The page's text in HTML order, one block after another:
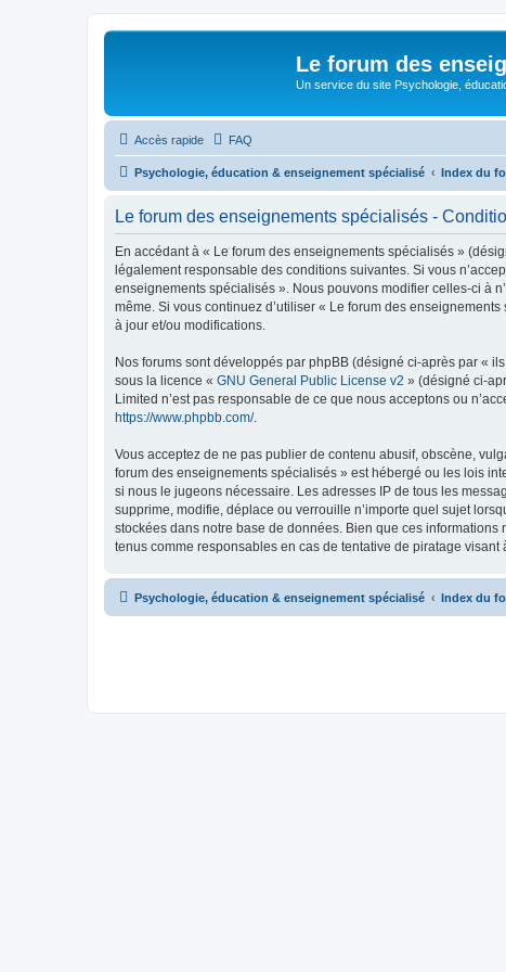
Le forum des
Un service du site Psychologie,
Accès rapide FAQ
Psychologie, éducation & enseignement spécialisé Index du
Le forum des enseignements spécialisés -
En accédant à « Le forum des enseignements spécialisés »
légalement responsable des conditions suivantes. Si vous
enseignements spécialisés ». Nous pouvons modifier celles-ci à
même. Si vous continuez d’utiliser « Le forum des
à jour et/ou modifications.
Nos forums sont développés par phpBB (désigné ci-après par «
sous la licence « GNU General Public License v2 » (désigné ci-
Limited n’est pas responsable de ce que nous acceptons ou
https://www.phpbb.com/.
Vous acceptez de ne pas publier de contenu abusif, obscène,
forum des enseignements spécialisés » est hébergé ou les lois
si nous le jugeons nécessaire. Les adresses IP de tous les
supprime, modifie, déplace ou verrouille n’importe quel sujet
stockées dans notre base de données. Bien que ces
tenus comme responsables en cas de tentative de piratage visant
Psychologie, éducation & enseignement spécialisé Index du